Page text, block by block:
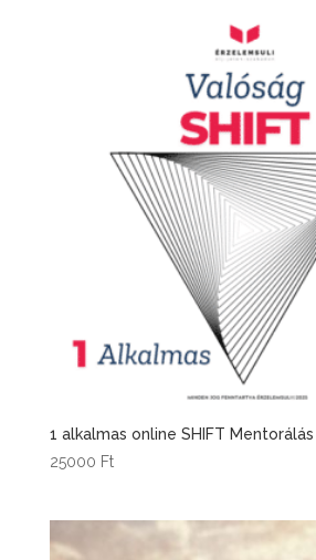
1 alkalmas online SHIFT
25000 Ft